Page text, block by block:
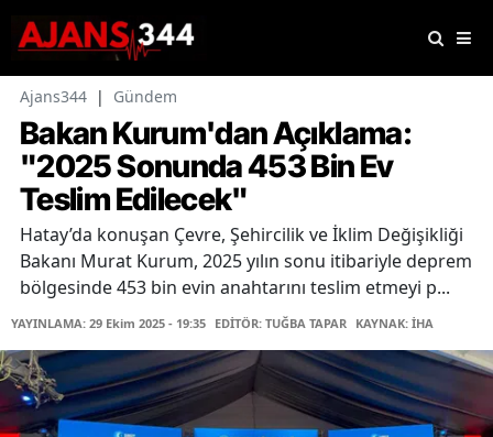
Ajans344 | Gündem
Bakan Kurum'dan Açıklama:
"2025 Sonunda 453 Bin Ev
Teslim Edilecek"
Hatay’da konuşan Çevre, Şehircilik ve İklim Değişikliği
Bakanı Murat Kurum, 2025 yılın sonu itibariyle deprem
bölgesinde 453 bin evin anahtarını teslim etmeyi p...
YAYINLAMA: 29 Ekim 2025 - 19:35 EDİTÖR: TUĞBA TAPAR KAYNAK: İHA